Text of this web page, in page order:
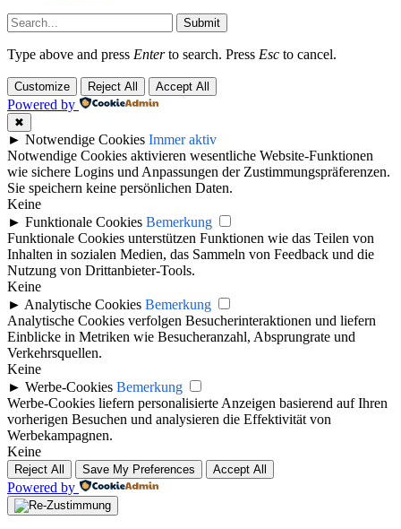
Submit
Type above and press Enterto search. Press Esc to cancel.
Customize Reject All Accept All
Powered by
✖
► Notwendige Cookies Immer aktiv
Notwendige Cookies aktivieren wesentliche Website-Funktionen
wie sichere Logins und Anpassungen der Zustimmungspräferenzen.
Sie speichern keine persönlichen Daten.
Keine
► Funktionale Cookies Bemerkung
Funktionale Cookies unterstützen Funktionen wie das Teilen von
Inhalten in sozialen Medien, das Sammeln von Feedback und die
Nutzung von Drittanbieter-Tools.
Keine
► Analytische Cookies Bemerkung
Analytische Cookies verfolgen Besucherinteraktionen und liefern
Einblicke in Metriken wie Besucheranzahl, Absprungrate und
Verkehrsquellen.
Keine
► Werbe-Cookies Bemerkung
Werbe-Cookies liefern personalisierte Anzeigen basierend auf Ihren
vorherigen Besuchen und analysieren die Effektivität von
Werbekampagnen.
Keine
Reject All Save My Preferences Accept All
Powered by